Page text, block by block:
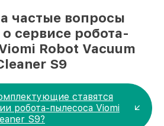
частые вопросы
сервисе робота-
Robot Vacuum
S9
ставятся
робота-пылесоса Viomi
S9?